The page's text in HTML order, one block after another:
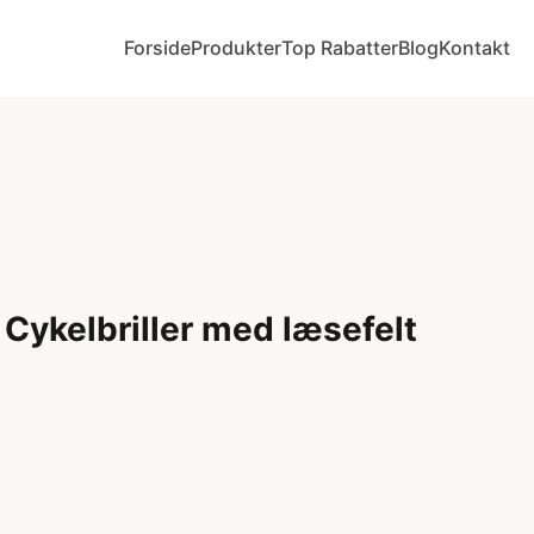
ForsideProdukterTop RabatterBlogKontakt
med læsefelt